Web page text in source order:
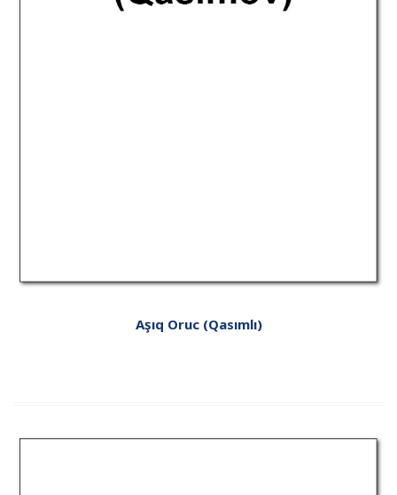
Aşıq Oruc (Qasımlı)